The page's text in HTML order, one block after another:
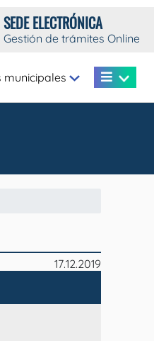
SEDE ELECTRÓNICA
Gestión de trámites Online
municipales
17.12.2019